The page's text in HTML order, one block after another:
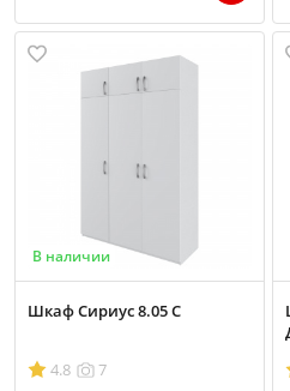
В наличии
Шкаф Сириус 8.05 С
4.8
7